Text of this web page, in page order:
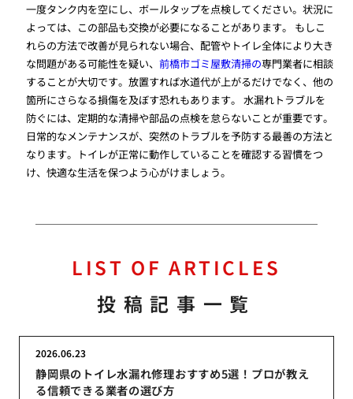
一度タンク内を空にし、ボールタップを点検してください。状況に
よっては、この部品も交換が必要になることがあります。 もしこ
れらの方法で改善が見られない場合、配管やトイレ全体により大き
な問題がある可能性を疑い、前橋市ゴミ屋敷清掃の専門業者に相談
することが大切です。放置すれば水道代が上がるだけでなく、他の
箇所にさらなる損傷を及ぼす恐れもあります。 水漏れトラブルを
防ぐには、定期的な清掃や部品の点検を怠らないことが重要です。
日常的なメンテナンスが、突然のトラブルを予防する最善の方法と
なります。トイレが正常に動作していることを確認する習慣をつ
け、快適な生活を保つよう心がけましょう。
LIST OF ARTICLES
投稿記事一覧
静岡県のトイレ水漏れ修理おすすめ5選！プロが教え
る信頼できる業者の選び方
2026.06.23